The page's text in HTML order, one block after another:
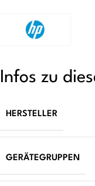
Infos zu
HERSTELLER
GERÄTEGRUPPEN